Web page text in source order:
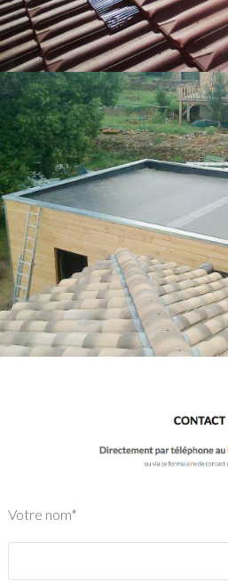
Votre nom*